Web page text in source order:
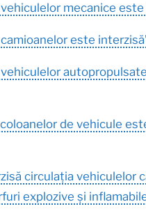
mecanice este
este
de vehicule
circulația vehiculelor
explozive și